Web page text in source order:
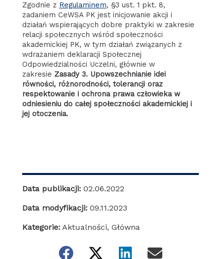
Zgodnie z Regulaminem, §3 ust. 1 pkt. 8,
zadaniem CeWSA PK jest inicjowanie akcji i
działań wspierających dobre praktyki w zakresie
relacji społecznych wśród społeczności
akademickiej PK, w tym działań związanych z
wdrażaniem deklaracji Społecznej
Odpowiedzialności Uczelni, głównie w
zakresie Zasady 3. Upowszechnianie idei
równości, różnorodności, tolerancji oraz
respektowanie i ochrona prawa człowieka w
odniesieniu do całej społeczności akademickiej i
jej otoczenia.
Data publikacji: 02.06.2022
Data modyfikacji: 09.11.2023
Kategorie: Aktualności, Główna